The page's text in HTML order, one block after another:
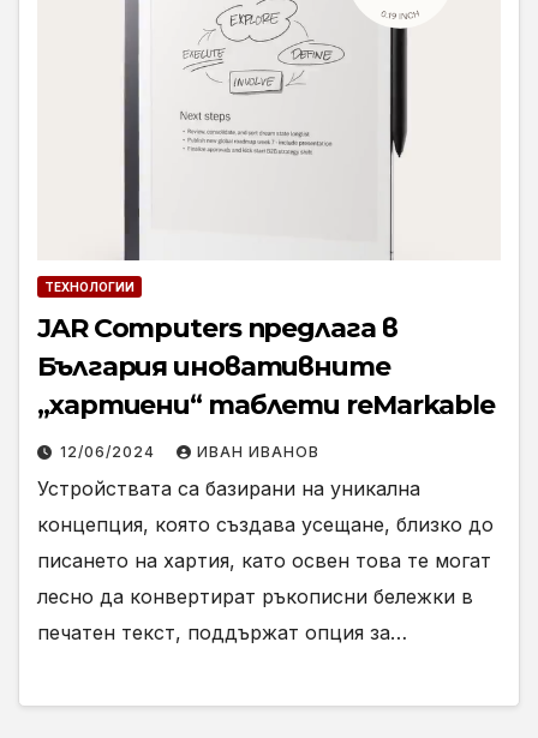
ТЕХНОЛОГИИ
JAR Computers предлага в
България иновативните
„хартиени“ таблети reMarkable
12/06/2024 ИВАН ИВАНОВ
Устройствата са базирани на уникална
концепция, която създава усещане, близко до
писането на хартия, като освен това те могат
лесно да конвертират ръкописни бележки в
печатен текст, поддържат опция за…